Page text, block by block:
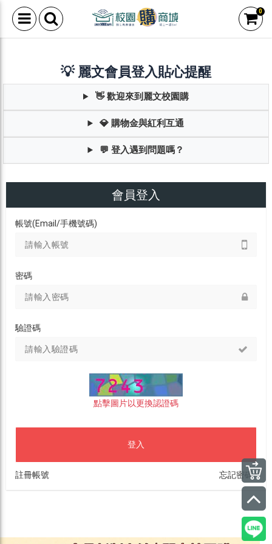
0
💡 麗文會員登入貼心提醒
👋 歡迎來到麗文校園購
💎 購物金與紅利互通
💬 登入遇到問題嗎？
會員登入
帳號(Email/手機號碼)
密碼
驗證碼
點擊圖片以更換認證碼
登入
註冊帳號 忘記密碼?